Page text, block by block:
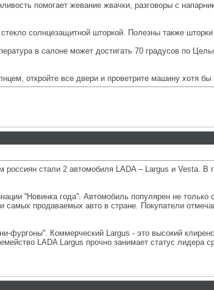
помогает жевание жвачки, разговоры с
солнцезащитной шторкой. Полезны также
в салоне может достигать 70 градусов по
откройте все двери и проветрите машину хотя бы
стали 2 автомобиля LADA – Largus и Vesta. В
''Новинка года''. Автомобиль популярен не только
продаваемых авто в стране. Покупатели
фургоны''. Коммерческий Largus - это высокий
LADA Largus прочно занимает статус лидера